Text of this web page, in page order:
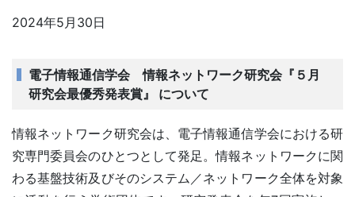
2024年5月30日
電子情報通信学会 情報ネットワーク研究会『５月
研究会最優秀発表賞』 について
情報ネットワーク研究会は、電子情報通信学会における研
究専門委員会のひとつとして発足。情報ネットワークに関
わる基盤技術及びそのシステム／ネットワーク全体を対象